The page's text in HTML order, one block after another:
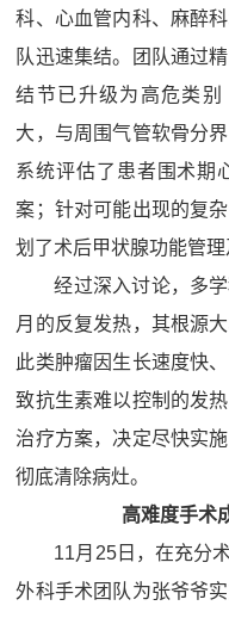
科、心血管内科、麻醉
队迅速集结。团队通过
结节已升级为高危类别
大，与周围气管软骨分
系统评估了患者围术期
案；针对可能出现的复
划了术后甲状腺功能管理
经过深入讨论，多
月的反复发热，其根源
此类肿瘤因生长速度快
致抗生素难以控制的发
治疗方案，决定尽快实
彻底清除病灶。
高难度手术
11月25日，在充分
外科手术团队为张爷爷